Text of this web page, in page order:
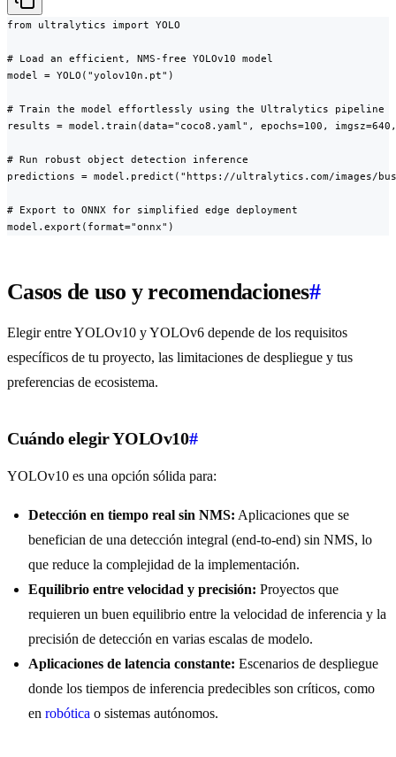
from ultralytics import YOLO
# Load an efficient, NMS-free YOLOv10 model
model = YOLO("yolov10n.pt")
# Train the model effortlessly using the Ultralytics pipeline
results = model.train(data="coco8.yaml", epochs=100,
# Run robust object detection inference
predictions = model.predict("https://ultralytics.com/images/
# Export to ONNX for simplified edge deployment
model.export(format="onnx")
Casos de uso y recomendaciones#
Elegir entre YOLOv10 y YOLOv6 depende de los requisitos
específicos de tu proyecto, las limitaciones de despliegue y tus
preferencias de ecosistema.
Cuándo elegir YOLOv10#
YOLOv10 es una opción sólida para:
Detección en tiempo real sin NMS: Aplicaciones que se
benefician de una detección integral (end-to-end) sin NMS, lo
que reduce la complejidad de la implementación.
Equilibrio entre velocidad y precisión: Proyectos que
requieren un buen equilibrio entre la velocidad de inferencia y la
precisión de detección en varias escalas de modelo.
Aplicaciones de latencia constante: Escenarios de despliegue
donde los tiempos de inferencia predecibles son críticos, como
en robótica o sistemas autónomos.